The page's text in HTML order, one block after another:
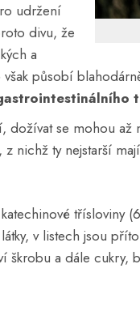
udržení
divu, že
a
působí
dožívat se mohou
nichž ty nejstarší
třísloviny
v listech jsou
škrobu a dále cukry,